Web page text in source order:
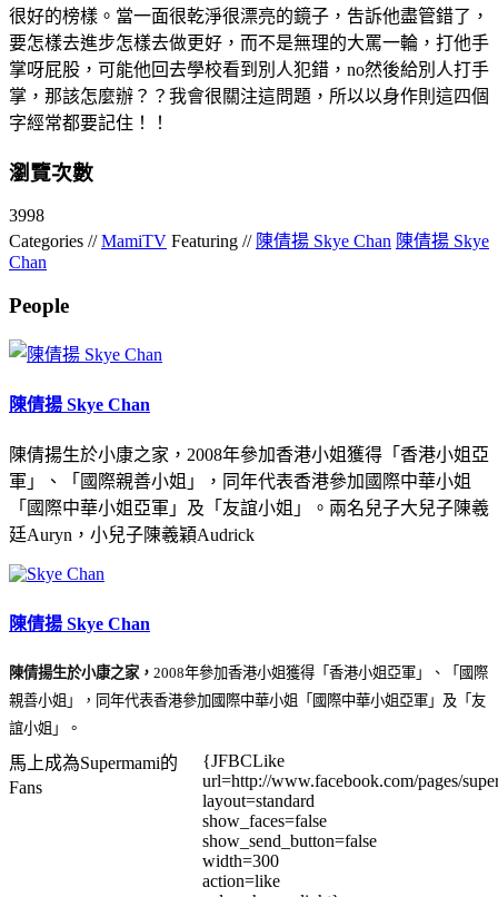
很好的榜樣。當一面很乾淨很漂亮的鏡子，吿訴他盡管錯了，
要怎樣去進步怎樣去做更好，而不是無理的大罵一輪，打他手
掌呀屁股，可能他回去學校看到別人犯錯，no然後給別人打手
掌，那該怎麼辦？？我會很關注這問題，所以以身作則這四個
字經常都要記住！！
瀏覽次數
3998
Categories //MamiTV Featuring // 陳倩揚 Skye Chan 陳倩揚 Skye
Chan
People
陳倩揚 Skye Chan
陳倩揚生於小康之家，2008年參加香港小姐獲得「香港小姐亞
軍」、「國際親善小姐」，同年代表香港參加國際中華小姐
「國際中華小姐亞軍」及「友誼小姐」。兩名兒子大兒子陳羲
廷Auryn，小兒子陳羲穎Audrick
陳倩揚 Skye Chan
陳倩揚生於小康之家， 2008年參加香港小姐獲得「香港小姐亞軍」、「國際
親善小姐」，同年代表香港參加國際中華小姐「國際中華小姐亞軍」及「友
誼小姐」。
馬上成為Supermami的
Fans
{JFBCLike
url=http://www.facebook.com/pages/
layout=standard
show_faces=false
show_send_button=false
width=300
action=like